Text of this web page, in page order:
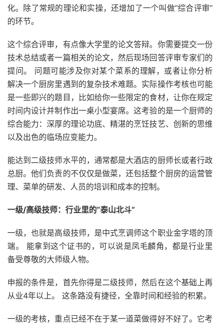
化。除了常规的理论和实操，还增加了一个叫做“综合评审”
的环节。
这个综合评审，有点像大学里的论文答辩。你需要提交一份
技术总结或者一篇相关的论文，然后现场回答评审专家们的
提问。 问题可能涉及你对某个菜系的理解，或者让你分析
解决一个厨房里遇到的复杂技术难题。实际操作考核也可能
是一些即兴的题目，比如给你一些限定的食材，让你在规定
时间内设计并制作出一桌小型宴席。这考验的是一个厨师的
综合能力：深厚的理论功底、精湛的烹饪技艺、创新的思维
以及出色的临场应变能力。
能达到二级技师水平的，通常都是大酒店的厨师长或者行政
总厨。他们负责的不仅仅是做菜，还包括整个厨房的运营管
理、菜单的研发、人员的培训和成本的控制。
一级/高级技师：行业里的“泰山北斗”
一级，也就是高级技师，是中式烹调师这个职业金字塔的顶
端。 能拿到这个证书的，可以说是凤毛麟角，都是行业里
备受尊敬的大师级人物。
申报的条件是，首先你得是二级技师，然后在这个基础上再
从业4年以上。 这条路没有捷径，全靠时间和经验的积累。
一级的考核，重点已经不在于某一道菜做得好不好了。它考